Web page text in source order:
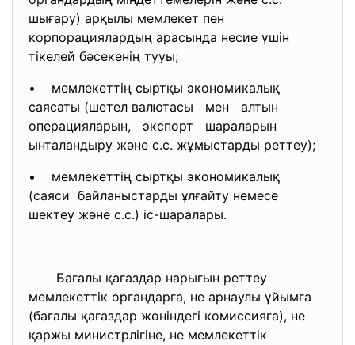
шығару) арқылы мемлекет пен
корпорациялардың арасында несие үшін
тікелей бәсекенің тууы;
• мемлекеттің сыртқы экономикалық
саясаты (шетел валютасы мен алтын
операцияларын, экспорт шараларын
ынталандыру және с.с. жұмыстарды реттеу);
• мемлекеттің сыртқы экономикалық
(саяси байланыстарды ұлғайту немесе
шектеу және с.с.) іс-шаралары.
Бағалы қағаздар нарығын реттеу
мемлекеттік органдарға, не арнаулы ұйымға
(бағалы қағаздар жөніндегі комиссияға), не
қаржы министрлігіне, не мемлекеттік